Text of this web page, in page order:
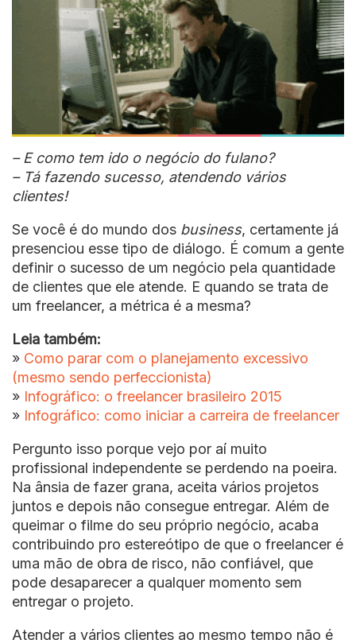
– E como tem ido o negócio do fulano?
– Tá fazendo sucesso, atendendo vários
clientes!
Se você é do mundo dos business, certamente já
presenciou esse tipo de diálogo. É comum a gente
definir o sucesso de um negócio pela quantidade
de clientes que ele atende. E quando se trata de
um freelancer, a métrica é a mesma?
Leia também:
» Como parar com o planejamento excessivo
(mesmo sendo perfeccionista)
» Infográfico: o freelancer brasileiro 2015
» Infográfico: como iniciar a carreira de freelancer
Pergunto isso porque vejo por aí muito
profissional independente se perdendo na poeira.
Na ânsia de fazer grana, aceita vários projetos
juntos e depois não consegue entregar. Além de
queimar o filme do seu próprio negócio, acaba
contribuindo pro estereótipo de que o freelancer é
uma mão de obra de risco, não confiável, que
pode desaparecer a qualquer momento sem
entregar o projeto.
Atender a vários clientes ao mesmo tempo não é